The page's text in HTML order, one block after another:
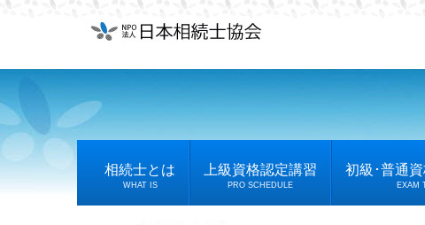
相続士とは
WHAT IS
上級資格認定講習
PRO SCHEDULE
初級･普通
EXAM